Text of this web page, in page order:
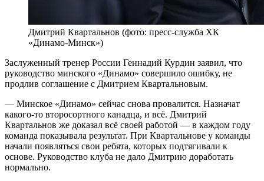
Дмитрий Квартальнов (фото: пресс-служба ХК
«Динамо-Минск»)
Заслуженный тренер России Геннадий Курдин заявил, что
руководство минского «Динамо» совершило ошибку, не
продлив соглашение с Дмитрием Квартальновым.
— Минское «Динамо» сейчас снова провалится. Назначат
какого‑то второсортного канадца, и всё. Дмитрий
Квартальнов же доказал всё своей работой — в каждом году
команда показывала результат. При Квартальнове у команды
начали появляться свои ребята, которых подтягивали к
основе. Руководство клуба не дало Дмитрию доработать
нормально.